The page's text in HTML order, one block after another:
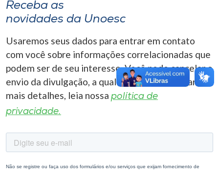
A-
Receba as
novidades da Unoesc
Usaremos seus dados para entrar em contato
com você sobre informações correlacionadas que
podem ser de seu interesse. Você pode cancelar o
envio da divulgação, a qualquer momento. Para
mais detalhes, leia nossa política de
privacidade.